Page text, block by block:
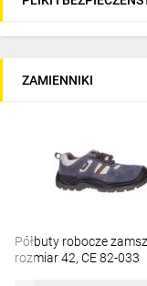
ZAMIENNIKI
Półbuty robocze
rozmiar 42, CE 82-033